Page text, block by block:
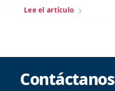
Lee el artículo
Contáctanos